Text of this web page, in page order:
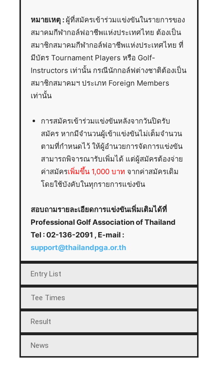
หมายเหตุ : ผู้ที่สมัครเข้าร่วมแข่งขันในรายการของ
สมาคมกีฬากอล์ฟอาชีพแห่งประเทศไทย ต้องเป็น
สมาชิกสมาคมกีฬากอล์ฟอาชีพแห่งประเทศไทย ที่
มีบัตร Tournament Players หรือ Golf-
Instructors เท่านั้น กรณีนักกอล์ฟต่างชาติต้องเป็น
สมาชิกสมาคมฯ ประเภท Foreign Members
เท่านั้น
การสมัครเข้าร่วมแข่งขันหลังจากวันปิดรับ
สมัคร หากมีจำนวนผู้เข้าแข่งขันไม่เต็มจำนวน
ตามที่กำหนดไว้ ให้ผู้อำนวยการจัดการแข่งขัน
สามารถพิจารณารับเพิ่มได้ แต่ผู้สมัครต้องจ่าย
ค่าสมัครเพิ่มขึ้น 1,000 บาท จากค่าสมัครเดิม
โดยใช้บังคับในทุกรายการแข่งขัน
สอบถามรายละเอียดการแข่งขันเพิ่มเติมได้ที่
Professional Golf Association of Thailand
Tel : 02-136-2091 , E-mail :
support@thailandpga.or.th
Entry List
Tee Times
Result
News